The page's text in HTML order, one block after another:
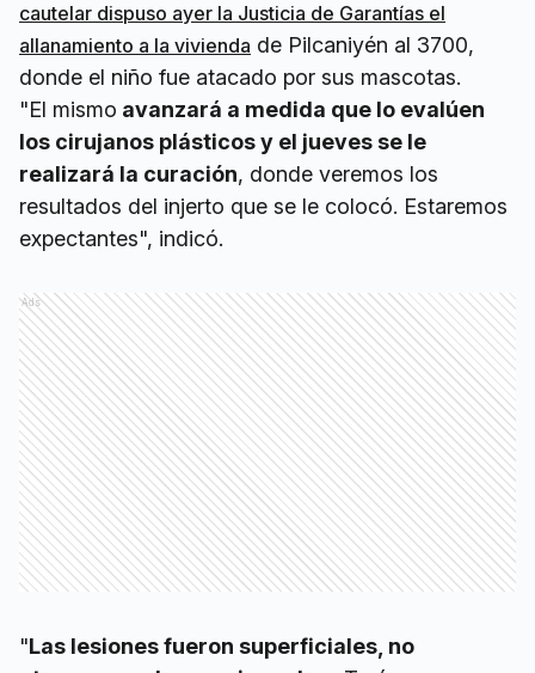
cautelar dispuso ayer la Justicia de Garantías el
allanamiento a la vivienda de Pilcaniyén al 3700,
donde el niño fue atacado por sus mascotas.
"El mismo avanzará a medida que lo evalúen
los cirujanos plásticos y el jueves se le
realizará la curación, donde veremos los
resultados del injerto que se le colocó. Estaremos
expectantes", indicó.
Ads
"Las lesiones fueron superficiales, no